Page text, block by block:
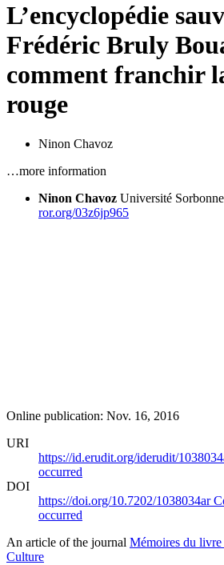
L’encyclopédie
Frédéric Bruly
comment franchir
rouge
Ninon Chavoz
…more information
Ninon Chavoz Université
ror.org/03z6jp965
Online publication: Nov. 16, 2016
URI
https://id.erudit.org/iderudit/
occurred
DOI
https://doi.org/10.7202/1038034ar
occurred
An article of the journal Mémoires du
Culture